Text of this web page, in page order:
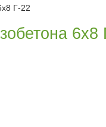
Г-22
6х8